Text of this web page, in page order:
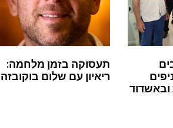
תעסוקה בזמן מלחמה:
ריאיון עם שלום בוקובזה